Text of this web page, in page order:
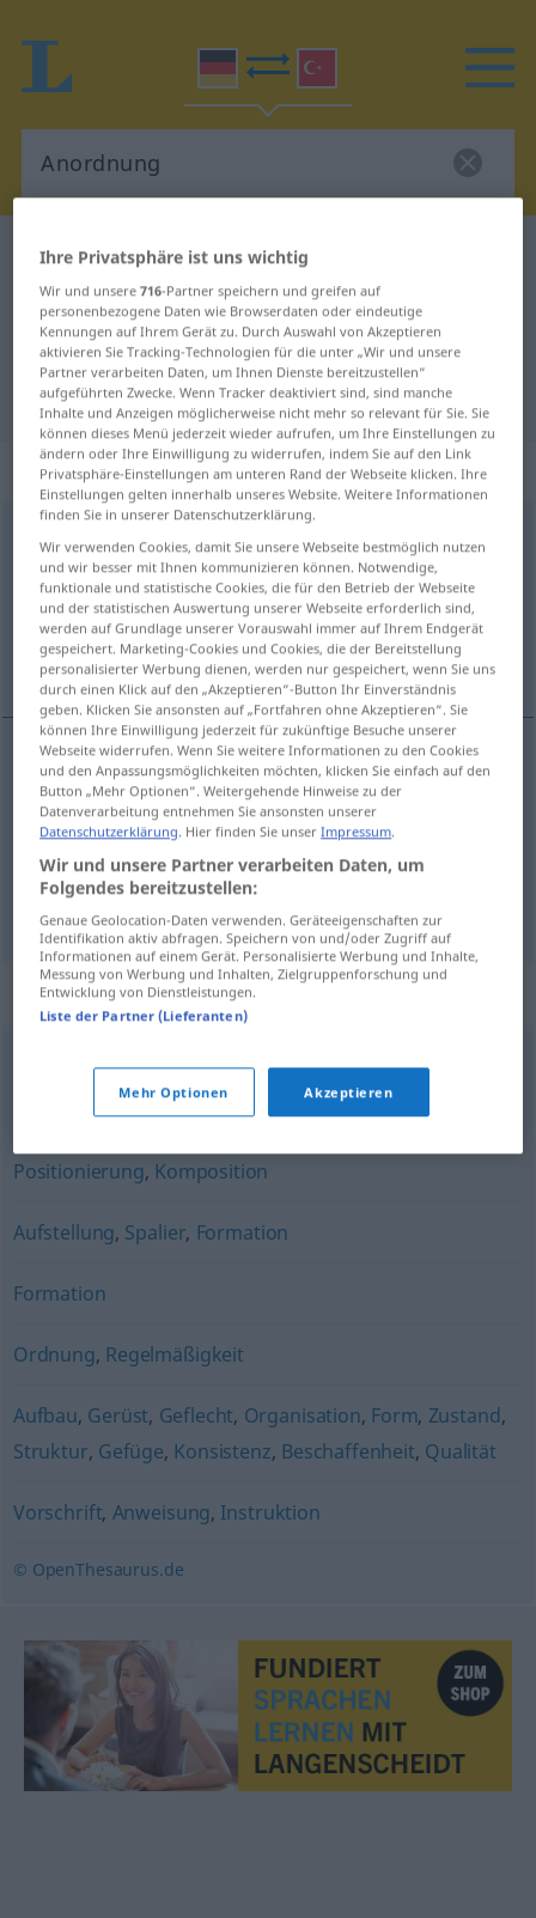
Deutsch-Türkisch Wörterbuch
Deutsch-Türkisch Übersetzung für
"Anordnung"
"Anordnung" Türkisch Übersetzung
„Anordnung“: weiblich
Übersicht aller Übersetzungen
(Für mehr Details die Übersetzung anklicken/antippen)
yönerge, emir sıra, düzen
yönerge,emir Anordnung
düzen
Synonyme für "Anordnung"
Anweisung,Auftrag,Order, Befehl,Aufgabe,Mandat
Positionierung, Komposition
Aufstellung, Spalier, Formation
Formation
Ordnung, Regelmäßigkeit
Aufbau, Gerüst, Geflecht, Organisation, Form, Zustand,
Struktur, Gefüge, Konsistenz, Beschaffenheit, Qualität
Vorschrift, Anweisung, Instruktion
© OpenThesaurus.de
Ihre Privatsphäre ist uns wichtig
Wir und unsere716-Partner speichern und greifen auf
personenbezogene Daten wie Browserdaten oder eindeutige
Kennungen auf Ihrem Gerät zu. Durch Auswahl von Akzeptieren
aktivieren Sie Tracking-Technologien für die unter „Wir und unsere
Partner verarbeiten Daten, um Ihnen Dienste bereitzustellen“
aufgeführten Zwecke. Wenn Tracker deaktiviert sind, sind manche
Inhalte und Anzeigen möglicherweise nicht mehr so relevant für Sie. Sie
können dieses Menü jederzeit wieder aufrufen, um Ihre Einstellungen zu
ändern oder Ihre Einwilligung zu widerrufen, indem Sie auf den Link
Privatsphäre-Einstellungen am unteren Rand der Webseite klicken. Ihre
Einstellungen gelten innerhalb unseres Website. Weitere Informationen
finden Sie in unserer Datenschutzerklärung.
Wir verwenden Cookies, damit Sie unsere Webseite bestmöglich nutzen
und wir besser mit Ihnen kommunizieren können. Notwendige,
funktionale und statistische Cookies, die für den Betrieb der Webseite
und der statistischen Auswertung unserer Webseite erforderlich sind,
werden auf Grundlage unserer Vorauswahl immer auf Ihrem Endgerät
gespeichert. Marketing-Cookies und Cookies, die der Bereitstellung
personalisierter Werbung dienen, werden nur gespeichert, wenn Sie uns
durch einen Klick auf den „Akzeptieren“-Button Ihr Einverständnis
geben. Klicken Sie ansonsten auf „Fortfahren ohne Akzeptieren“. Sie
können Ihre Einwilligung jederzeit für zukünftige Besuche unserer
Webseite widerrufen. Wenn Sie weitere Informationen zu den Cookies
und den Anpassungsmöglichkeiten möchten, klicken Sie einfach auf den
Button „Mehr Optionen“. Weitergehende Hinweise zu der
Datenverarbeitung entnehmen Sie ansonsten unserer
Datenschutzerklärung. Hier finden Sie unserImpressum.
Wir und unsere Partner verarbeiten Daten, um
Folgendes bereitzustellen:
Genaue Geolocation-Daten verwenden. Geräteeigenschaften zur
Identifikation aktiv abfragen. Speichern von und/oder Zugriff auf
Informationen auf einem Gerät. Personalisierte Werbung und Inhalte,
Messung von Werbung und Inhalten, Zielgruppenforschung und
Entwicklung von Dienstleistungen.
Liste der Partner (Lieferanten)
Mehr Optionen Akzeptieren